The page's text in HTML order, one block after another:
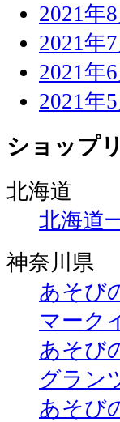
2021年8
2021年7
2021年6
2021年5
ショップ
北海道
北海道
神奈川県
あそび
マーク
あそび
グラン
あそび